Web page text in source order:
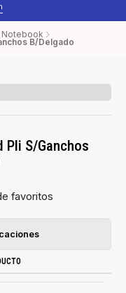
Notebook
B/Delgado
Pli S/Ganchos
favoritos